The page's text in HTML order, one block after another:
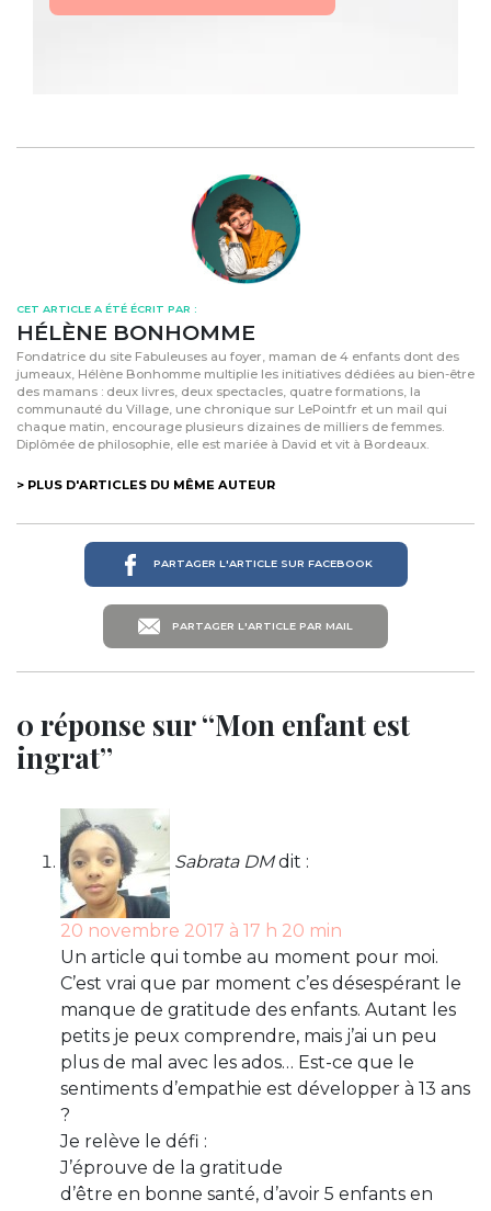
CET ARTICLE A ÉTÉ ÉCRIT PAR :
HÉLÈNE BONHOMME
Fondatrice du site Fabuleuses au foyer, maman de 4 enfants dont des
jumeaux, Hélène Bonhomme multiplie les initiatives dédiées au bien-être
des mamans : deux livres, deux spectacles, quatre formations, la
communauté du Village, une chronique sur LePoint.fr et un mail qui
chaque matin, encourage plusieurs dizaines de milliers de femmes.
Diplômée de philosophie, elle est mariée à David et vit à Bordeaux.
> PLUS D'ARTICLES DU MÊME AUTEUR
PARTAGER L'ARTICLE SUR FACEBOOK
PARTAGER L'ARTICLE PAR MAIL
0 réponse sur “Mon enfant est
ingrat”
Sabrata DM dit :
20 novembre 2017 à 17 h 20 min
Un article qui tombe au moment pour moi.
C’est vrai que par moment c’es désespérant le
manque de gratitude des enfants. Autant les
petits je peux comprendre, mais j’ai un peu
plus de mal avec les ados… Est-ce que le
sentiments d’empathie est développer à 13 ans
?
Je relève le défi :
J’éprouve de la gratitude
d’être en bonne santé, d’avoir 5 enfants en